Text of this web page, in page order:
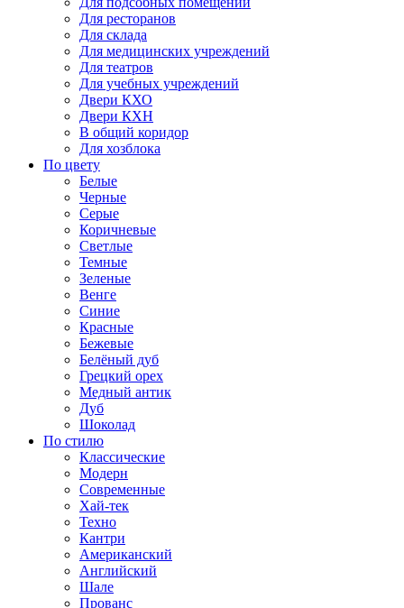
Для ресторанов
Для склада
Для медицинских учреждений
Для театров
Для учебных учреждений
Двери КХО
Двери КХН
В общий коридор
Для хозблока
По цвету
Белые
Черные
Серые
Коричневые
Светлые
Темные
Зеленые
Венге
Синие
Красные
Бежевые
Белёный дуб
Грецкий орех
Медный антик
Дуб
Шоколад
По стилю
Классические
Модерн
Современные
Хай-тек
Техно
Кантри
Американский
Английский
Шале
Прованс